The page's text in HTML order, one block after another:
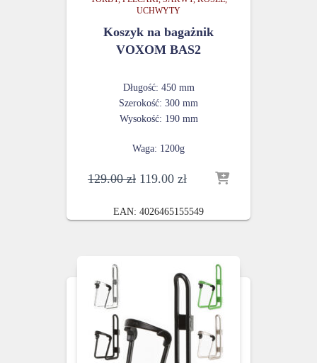
UCHWYTY
Koszyk na bagażnik
VOXOM BAS2
Długość: 450 mm
Szerokość: 300 mm
Wysokość: 190 mm
Waga: 1200g
129.00zł Pierwotna
wynosiła:
129.00 zł.
119.00 złAktualna
wynosi:
119.00 zł.
EAN: 4026465155549